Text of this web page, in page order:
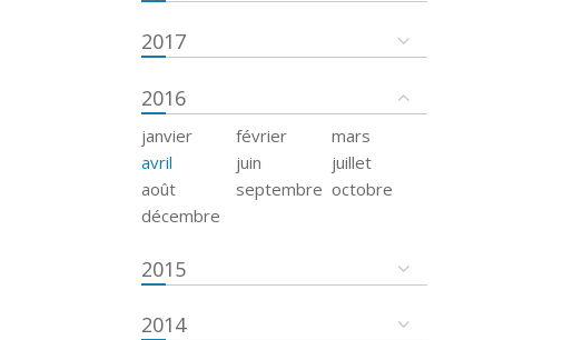
2017
2016
janvier février
mars
avril
juin
juillet
août
septembre octobre
décembre
2015
2014